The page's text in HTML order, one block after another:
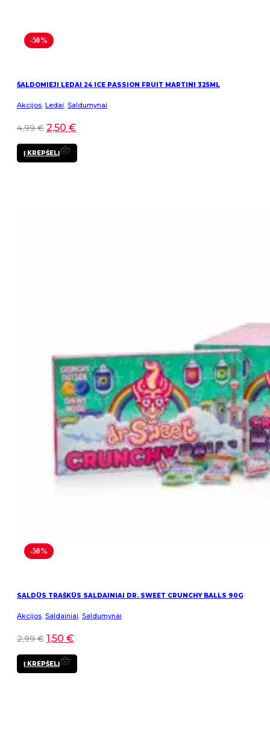
-50%
ŠALDOMIEJI LEDAI 24 ICE PASSION FRUIT MARTINI 325ML
Akcijos, Ledai, Saldumynai
4,99€ 2,50 €
Į KREPŠELĮ
-50%
SALDŪS TRAŠKŪS SALDAINIAI DR. SWEET CRUNCHY BALLS 90G
Akcijos, Saldainiai, Saldumynai
2,99€ 1,50 €
Į KREPŠELĮ